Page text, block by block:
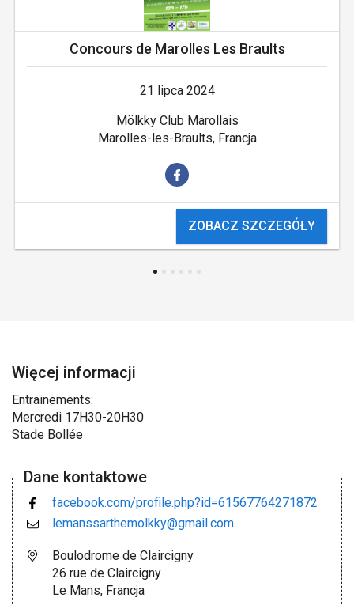
Concours de Marolles Les Braults
21 lipca 2024
Mölkky Club Marollais
Marolles-les-Braults, Francja
ZOBACZ SZCZEGÓŁY
Więcej informacji
Entrainements:
Mercredi 17H30-20H30
Stade Bollée
Dane kontaktowe
facebook.com/profile.php?id=61567764271872
lemanssarthemolkky@gmail.com
Boulodrome de Claircigny
26 rue de Claircigny
Le Mans, Francja